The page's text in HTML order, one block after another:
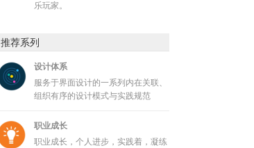
乐玩家。
推荐系列
设计体系
服务于界面设计的一系列内在关联、
组织有序的设计模式与实践规范
职业成长
职业成长，个人进步，实践着，凝练